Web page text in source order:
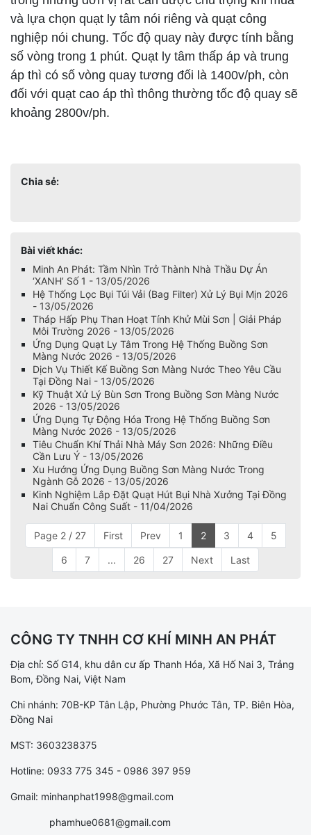
và lựa chọn quạt ly tâm nói riêng và quạt công
nghiệp nói chung. Tốc độ quay này được tính bằng
số vòng trong 1 phút. Quạt ly tâm thấp áp và trung
áp thì có số vòng quay tương đối là 1400v/ph, còn
đối với quạt cao áp thì thông thường tốc độ quay sẽ
khoảng 2800v/ph.
Chia sẻ:
Bài viết khác:
Minh An Phát: Tầm Nhìn Trở Thành Nhà Thầu Dự Án
‘XANH’ Số 1 - 13/05/2026
Hệ Thống Lọc Bụi Túi Vải (Bag Filter) Xử Lý Bụi Mịn 2026
- 13/05/2026
Tháp Hấp Phụ Than Hoạt Tính Khử Mùi Sơn | Giải Pháp
Môi Trường 2026 - 13/05/2026
Ứng Dụng Quạt Ly Tâm Trong Hệ Thống Buồng Sơn
Màng Nước 2026 - 13/05/2026
Dịch Vụ Thiết Kế Buồng Sơn Màng Nước Theo Yêu Cầu
Tại Đồng Nai - 13/05/2026
Kỹ Thuật Xử Lý Bùn Sơn Trong Buồng Sơn Màng Nước
2026 - 13/05/2026
Ứng Dụng Tự Động Hóa Trong Hệ Thống Buồng Sơn
Màng Nước 2026 - 13/05/2026
Tiêu Chuẩn Khí Thải Nhà Máy Sơn 2026: Những Điều
Cần Lưu Ý - 13/05/2026
Xu Hướng Ứng Dụng Buồng Sơn Màng Nước Trong
Ngành Gỗ 2026 - 13/05/2026
Kinh Nghiệm Lắp Đặt Quạt Hút Bụi Nhà Xưởng Tại Đồng
Nai Chuẩn Công Suất - 11/04/2026
Page 2 / 27 First Prev 1 2 3 4 5
6 7 ... 26 27 Next Last
CÔNG TY TNHH CƠ KHÍ MINH AN PHÁT
Địa chỉ: Số G14, khu dân cư ấp Thanh Hóa, Xã Hố Nai 3, Trảng
Bom, Đồng Nai, Việt Nam
Chi nhánh: 70B-KP Tân Lập, Phường Phước Tân, TP. Biên Hòa,
Đồng Nai
MST: 3603238375
Hotline: 0933 775 345 - 0986 397 959
Gmail: minhanphat1998@gmail.com
phamhue0681@gmail.com